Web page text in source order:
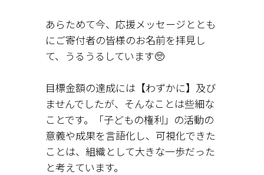
あらためて今、応援メッセージととも
にご寄付者の皆様のお名前を拝見し
て、うるうるしています🥺
目標金額の達成には【わずかに】及び
ませんでしたが、そんなことは些細な
ことです。「子どもの権利」の活動の
意義や成果を言語化し、可視化できた
ことは、組織として大きな一歩だった
と考えています。